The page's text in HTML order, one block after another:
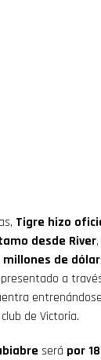
Tigre hizo
desde River
de
a
de Victoria.
será por